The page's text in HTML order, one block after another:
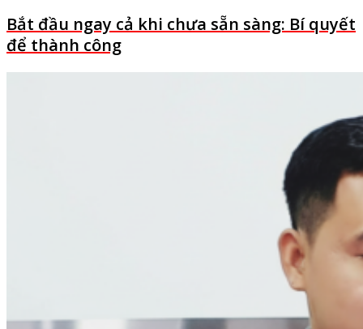
Bắt đầu ngay cả khi chưa sẵn sàng: Bí quyết
để thành công